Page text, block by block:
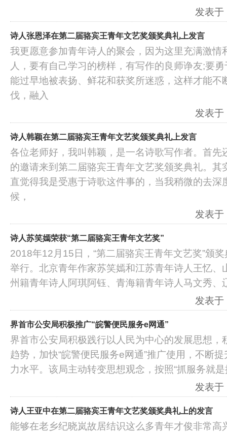
发表
诗人张恩泽在第二届骆宾王青年文艺奖颁奖典礼上发言
我更愿意参加青年诗人的聚会，因为这里充满激情
人，要有自己学习的榜样，有写作的良师诤友;要
能过早地被表扬、鲜花和获奖所迷惑，这样才能不
伐，融入
发表
诗人韩颖在第二届骆宾王青年文艺奖颁奖典礼上发言
各位老师好，我叫韩颖，是一名诗歌写作者。首先
的邀请来到第二届骆宾王青年文艺奖颁奖典礼。其
直觉得我是受惠于诗歌这件事的，当我稍微的去深
候，
发表
诗人苏笑嫣荣获“第二届骆宾王青年文艺奖”
2018年12月15日，“第二届骆宾王青年文艺奖”颁
举行。北京青年作家苏笑嫣和江苏青年诗人王忆、
州籍青年诗人阿琪阿钰、青海籍青年诗人马文秀、
发表
界首市公安局积极推广“皖警便民服务e网通”
界首市公安局积极践行以人民为中心的发展思想，
趋势，加快“皖警便民服务e网通”推广使用，不断
力水平。该局主动转变思想观念，按照“抓服务就是
发表
诗人王亚中在第二届骆宾王青年文艺奖颁奖典礼上的发言
能够在老乡纪晓岚故居结识这么多青年才俊非常高